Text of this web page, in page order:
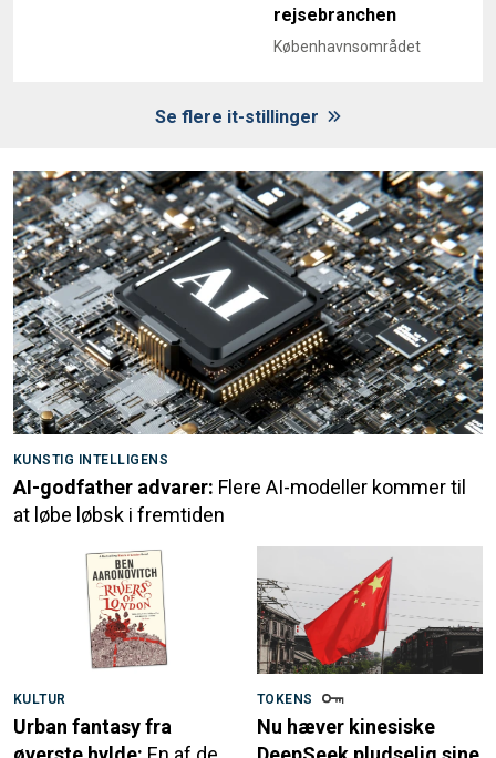
rejsebranchen
Københavnsområdet
Se flere it-stillinger
KUNSTIG INTELLIGENS
AI-godfather advarer: Flere AI-modeller kommer til
at løbe løbsk i fremtiden
KULTUR
Urban fantasy fra
TOKENS
Nu hæver kinesiske